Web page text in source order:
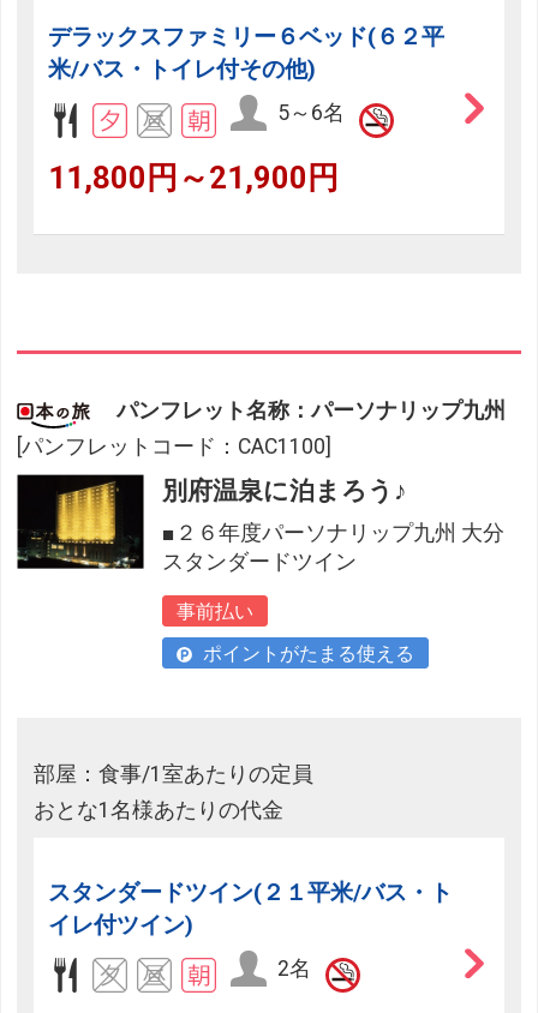
デラックスファミリー６ベッド(６２平
米/バス・トイレ付その他)
5～6名
11,800円～21,900円
パンフレット名称：パーソナリップ九州
[パンフレットコード：CAC1100]
別府温泉に泊まろう♪
■２６年度パーソナリップ九州 大分
スタンダードツイン
事前払い
ポイントがたまる使える
部屋：食事/1室あたりの定員
おとな1名様あたりの代金
スタンダードツイン(２１平米/バス・ト
イレ付ツイン)
2名